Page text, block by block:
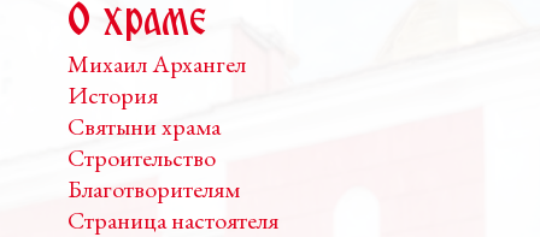
О храме
Михаил Архангел
История
Святыни храма
Строительство
Благотворителям
Страница настоятеля